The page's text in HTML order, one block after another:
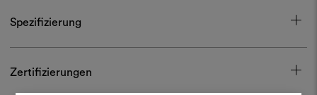
Spezifizierung
Zertifizierungen